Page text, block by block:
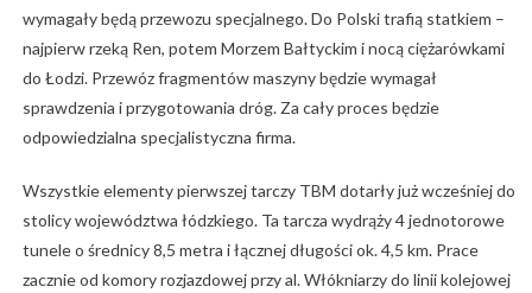
wymagały będą przewozu specjalnego. Do Polski trafią statkiem –
najpierw rzeką Ren, potem Morzem Bałtyckim i nocą ciężarówkami
do Łodzi. Przewóz fragmentów maszyny będzie wymagał
sprawdzenia i przygotowania dróg. Za cały proces będzie
odpowiedzialna specjalistyczna firma.
Wszystkie elementy pierwszej tarczy TBM dotarły już wcześniej do
stolicy województwa łódzkiego. Ta tarcza wydrąży 4 jednotorowe
tunele o średnicy 8,5 metra i łącznej długości ok. 4,5 km. Prace
zacznie od komory rozjazdowej przy al. Włókniarzy do linii kolejowej